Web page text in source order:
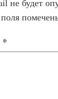
не будет
*